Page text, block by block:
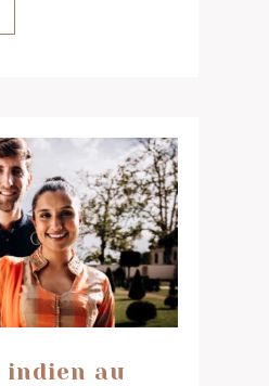
indien au